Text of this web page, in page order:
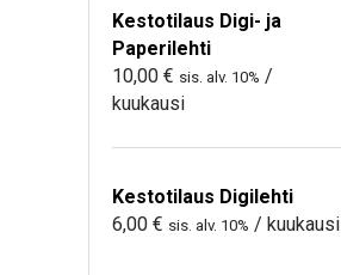
Kestotilaus Digi- ja
Paperilehti
10,00 € sis. alv. 10% /
kuukausi
Kestotilaus Digilehti
6,00 € sis. alv. 10% / kuukausi